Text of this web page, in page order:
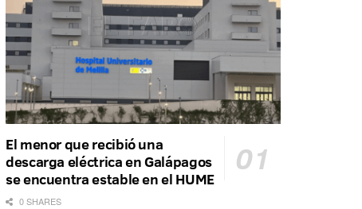
El menor que recibió una
descarga eléctrica en Galápagos
se encuentra estable en el HUME
0 SHARES